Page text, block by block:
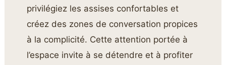
privilégiez les assises confortables et
créez des zones de conversation propices
à la complicité. Cette attention portée à
l’espace invite à se détendre et à profiter